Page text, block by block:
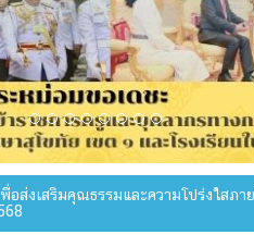
อส่งเสริมคุณธรรมและความโปร่งใสภ